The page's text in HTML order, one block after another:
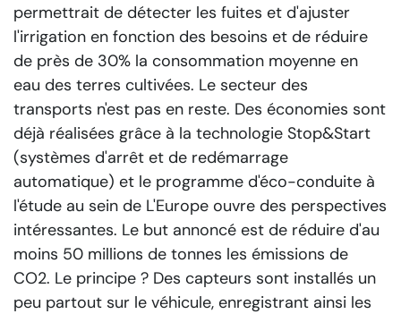
permettrait de détecter les fuites et d'ajuster
l'irrigation en fonction des besoins et de réduire
de près de 30% la consommation moyenne en
eau des terres cultivées. Le secteur des
transports n'est pas en reste. Des économies sont
déjà réalisées grâce à la technologie Stop&Start
(systèmes d'arrêt et de redémarrage
automatique) et le programme d'éco-conduite à
l'étude au sein de L'Europe ouvre des perspectives
intéressantes. Le but annoncé est de réduire d'au
moins 50 millions de tonnes les émissions de
CO2. Le principe ? Des capteurs sont installés un
peu partout sur le véhicule, enregistrant ainsi les